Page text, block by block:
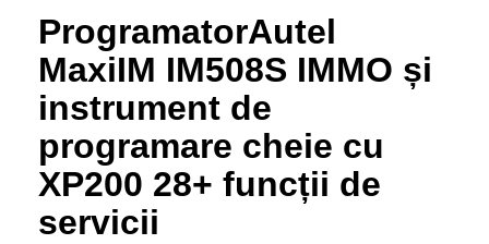
ProgramatorAutel
MaxiIM IM508S IMMO și
instrument de
programare cheie cu
XP200 28+ funcții de
servicii